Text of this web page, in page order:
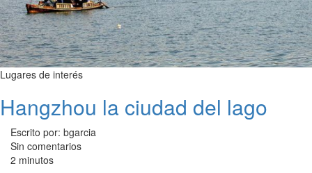
Lugares de interés
Hangzhou la ciudad del lago
Escrito por: bgarcia
Sin comentarios
2 minutos